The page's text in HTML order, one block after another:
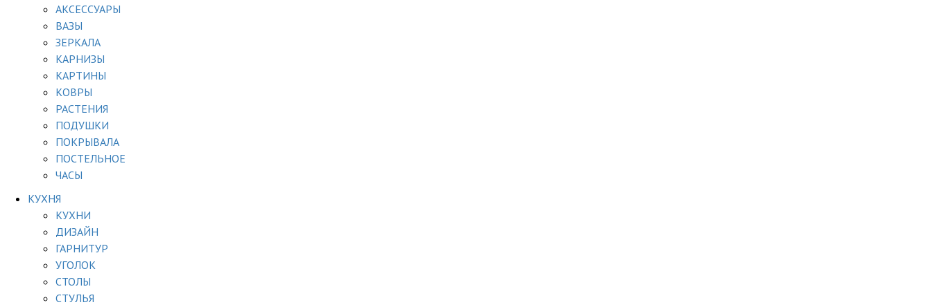
АКСЕССУАРЫ
ВАЗЫ
ЗЕРКАЛА
КАРНИЗЫ
КАРТИНЫ
КОВРЫ
РАСТЕНИЯ
ПОДУШКИ
ПОКРЫВАЛА
ПОСТЕЛЬНОЕ
ЧАСЫ
КУХНЯ
КУХНИ
ДИЗАЙН
ГАРНИТУР
УГОЛОК
СТОЛЫ
СТУЛЬЯ